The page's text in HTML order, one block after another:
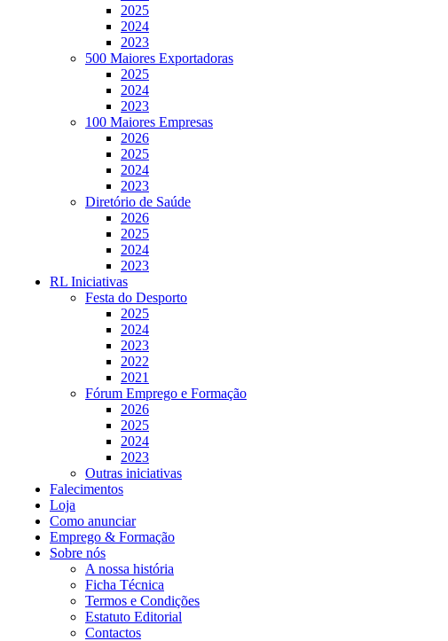
2025
2024
2023
500 Maiores Exportadoras
2025
2024
2023
100 Maiores Empresas
2026
2025
2024
2023
Diretório de Saúde
2026
2025
2024
2023
RL Iniciativas
Festa do Desporto
2025
2024
2023
2022
2021
Fórum Emprego e Formação
2026
2025
2024
2023
Outras iniciativas
Falecimentos
Loja
Como anunciar
Emprego & Formação
Sobre nós
A nossa história
Ficha Técnica
Termos e Condições
Estatuto Editorial
Contactos